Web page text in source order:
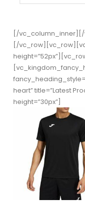
[/
[/
heart” title=”Latest
height=”30px”]